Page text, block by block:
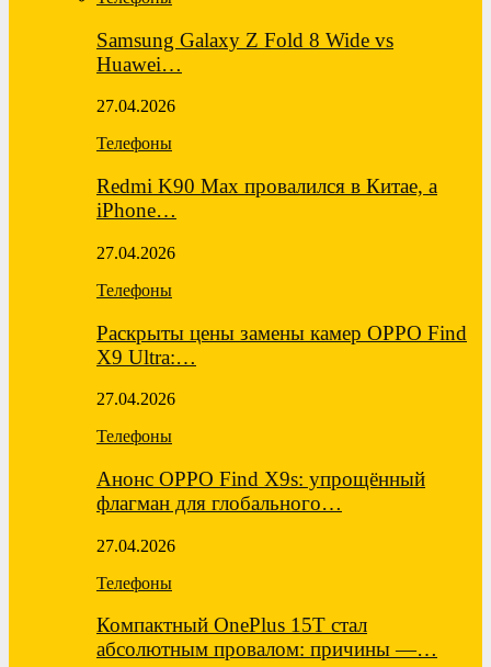
Samsung Galaxy Z Fold 8 Wide vs
Huawei…
27.04.2026
Телефоны
Redmi K90 Max провалился в Китае, а
iPhone…
27.04.2026
Телефоны
Раскрыты цены замены камер OPPO Find
X9 Ultra:…
27.04.2026
Телефоны
Анонс OPPO Find X9s: упрощённый
флагман для глобального…
27.04.2026
Телефоны
Компактный OnePlus 15T стал
абсолютным провалом: причины —…